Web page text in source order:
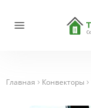
Главная Конвекторы